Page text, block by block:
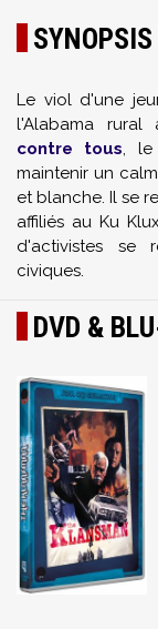
Le viol d'une
l'Alabama
contre tous, le
maintenir un
et blanche. Il se
affiliés au Ku
d'activistes se
civiques.
DVD &